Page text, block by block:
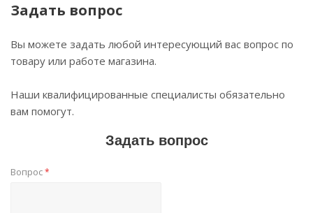
Задать вопрос
Вы можете задать любой интересующий вас вопрос по
товару или работе магазина.
Наши квалифицированные специалисты обязательно
вам помогут.
Задать вопрос
Вопрос*